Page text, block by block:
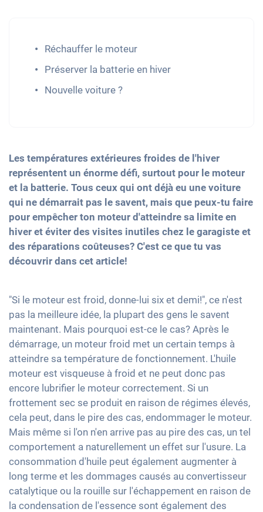
Réchauffer le moteur
Préserver la batterie en hiver
Nouvelle voiture ?
Les températures extérieures froides de l'hiver
représentent un énorme défi, surtout pour le moteur
et la batterie. Tous ceux qui ont déjà eu une voiture
qui ne démarrait pas le savent, mais que peux-tu faire
pour empêcher ton moteur d'atteindre sa limite en
hiver et éviter des visites inutiles chez le garagiste et
des réparations coûteuses? C'est ce que tu vas
découvrir dans cet article!
"Si le moteur est froid, donne-lui six et demi!", ce n'est
pas la meilleure idée, la plupart des gens le savent
maintenant. Mais pourquoi est-ce le cas? Après le
démarrage, un moteur froid met un certain temps à
atteindre sa température de fonctionnement. L'huile
moteur est visqueuse à froid et ne peut donc pas
encore lubrifier le moteur correctement. Si un
frottement sec se produit en raison de régimes élevés,
cela peut, dans le pire des cas, endommager le moteur.
Mais même si l'on n'en arrive pas au pire des cas, un tel
comportement a naturellement un effet sur l'usure. La
consommation d'huile peut également augmenter à
long terme et les dommages causés au convertisseur
catalytique ou la rouille sur l'échappement en raison de
la condensation de l'essence sont également des